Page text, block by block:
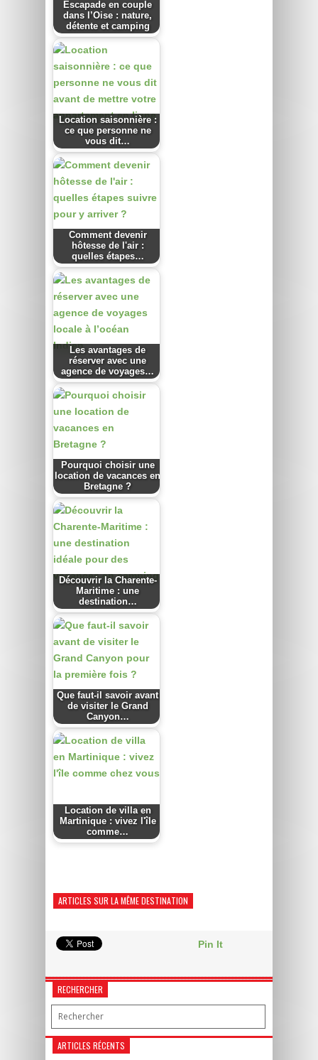
Escapade en couple
dans l’Oise : nature,
détente et camping
Location saisonnière :
ce que personne ne
vous dit…
Comment devenir
hôtesse de l'air :
quelles étapes…
Les avantages de
réserver avec une
agence de voyages…
Pourquoi choisir une
location de vacances en
Bretagne ?
Découvrir la Charente-
Maritime : une
destination…
Que faut-il savoir avant
de visiter le Grand
Canyon…
Location de villa en
Martinique : vivez l'île
comme…
ARTICLES SUR LA MÊME DESTINATION
Pin It
RECHERCHER
ARTICLES RÉCENTS